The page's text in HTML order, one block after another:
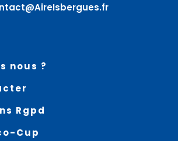
nous ?
Rgpd
Cup